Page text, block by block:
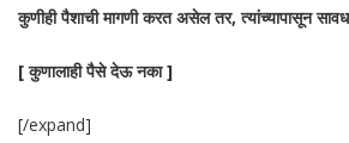
कुणीही पैशाची मागणी करत असेल तर, त्यांच्यापासून सावध
[ कुणालाही पैसे देऊ नका ]
[/expand]